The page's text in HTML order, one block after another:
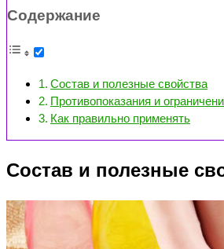
Содержание
Состав и полезные свойства
Противопоказания и
Как правильно применять
Состав и полезные